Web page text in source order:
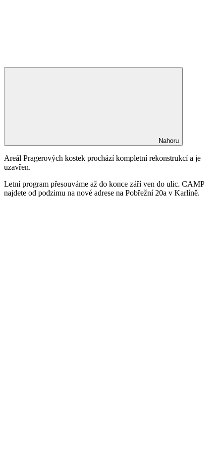
Nahoru
Areál Pragerových kostek prochází kompletní rekonstrukcí a je
uzavřen.
Letní program přesouváme až do konce září ven do ulic. CAMP
najdete od podzimu na nové adrese na Pobřežní 20a v Karlíně.